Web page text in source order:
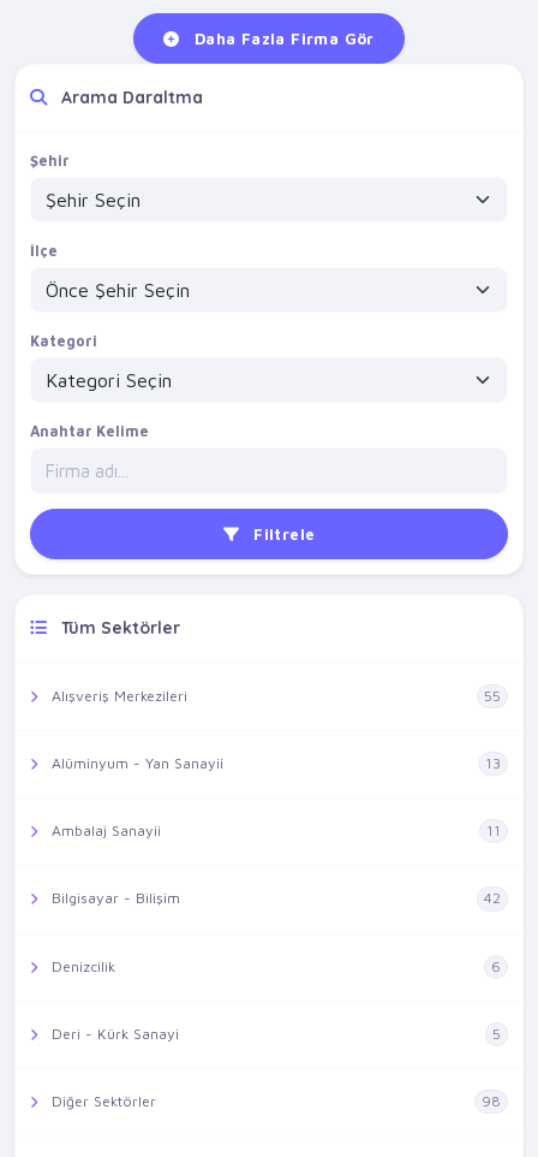
Daha Fazla Firma Gör
Arama Daraltma
Şehir
İlçe
Kategori
Anahtar Kelime
Filtrele
Tüm Sektörler
Alışveriş Merkezileri 55
Alüminyum - Yan Sanayii 13
Ambalaj Sanayii 11
Bilgisayar - Bilişim 42
Denizcilik 6
Deri - Kürk Sanayi 5
Diğer Sektörler 98